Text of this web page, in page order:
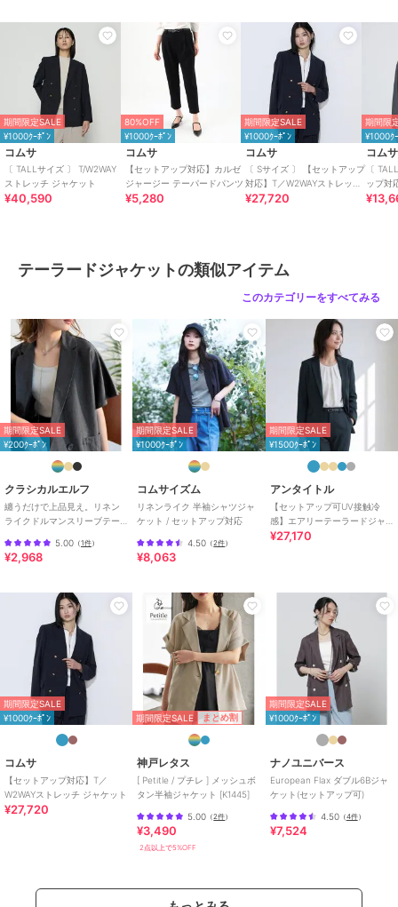
商品カテゴリ
アウター・ジャケット・コート
テーラードジャケット
性別タイプ
レディース
アウター・ジャケット・コート
／テーラードジャケット
カラー 17:ブラウン、09:ネイビー
サイズ 13号,15号
素材
09:ネイビー/17:ブラウン：表地：
商品のお取り扱い方法
期間限定SALE
¥1000ｸｰﾎﾟﾝ
コムサ
〔 TALLサイズ 〕 T/W2WAY
ストレッチ ジャケット
¥40,590
80%OFF
¥1000ｸｰﾎﾟﾝ
コムサ
【セットアップ対応】カルゼ
ジャージー テーパードパンツ
¥5,280
期間限定SALE
¥1000ｸｰﾎﾟﾝ
コムサ
〔 Sサイズ 〕 【セットアップ
対応】T／W2WAYストレッチ
ジャケット
¥27,720
期間限
¥1000ｸ
コムサ
〔
ップ対
スチェ
テーラードジャケットの類似アイテム
このカテゴリーをすべてみる
期間限定SALE
¥200ｸｰﾎﾟﾝ
クラシカルエルフ
纏うだけで上品見え。リネン
ライクドルマンスリーブテー
袖）
5.00 （1件）
¥2,968
期間限定SALE
¥1000ｸｰﾎﾟﾝ
コムサイズム
リネンライク 半袖シャツジャ
ケット / セットアップ対応
4.50 （2件）
¥8,063
期間限定SALE
¥1500ｸｰﾎﾟﾝ
アンタイトル
【セットアップ可UV接触冷
感】エアリーテーラードジャ
ケット
¥27,170
期間限定SALE
¥1000ｸｰﾎﾟﾝ
コムサ
【セットアップ対応】T／
W2WAYストレッチ ジャケット
¥27,720
期間限定SALE まとめ割
神戸レタス
[ Petitle / プチレ ] メッシュボ
タン半袖ジャケット [K1445]
5.00 （2件）
¥3,490
2点以上で5%OFF
期間限定SALE
¥1000ｸｰﾎﾟﾝ
ナノユニバース
European Flax ダブル6Bジャ
ケット(セットアップ可)
4.50（4件）
¥7,524